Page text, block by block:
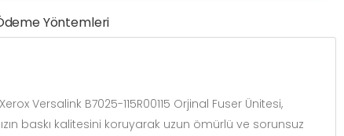
Yöntemleri
Versalink B7025-115R00115 Orjinal Fuser Ünitesi,
baskı kalitesini koruyarak uzun ömürlü ve sorunsuz